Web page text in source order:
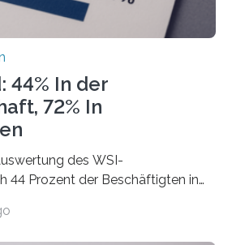
44% In der
72% In
des WSI-
44 Prozent der Beschäftigten in
ist der Anteil mit 72 Prozent